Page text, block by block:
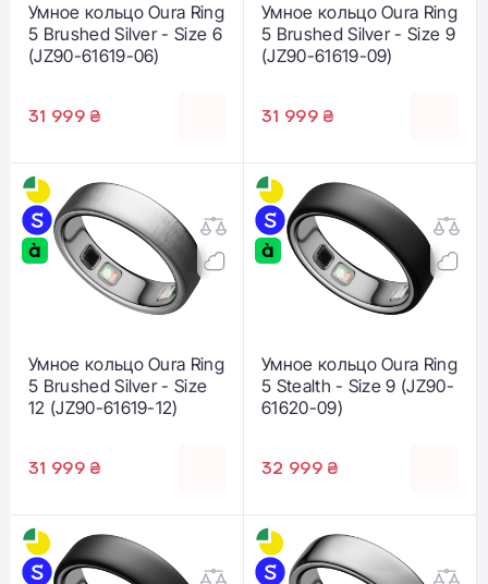
Умное кольцо Oura Ring
5 Brushed Silver - Size 6
(JZ90-61619-06)
31 999 ₴
Умное кольцо Oura Ring
5 Brushed Silver - Size 9
(JZ90-61619-09)
31 999 ₴
Умное кольцо Oura Ring
5 Brushed Silver - Size
12 (JZ90-61619-12)
31 999 ₴
Умное кольцо Oura Ring
5 Stealth - Size 9 (JZ90-
61620-09)
32 999 ₴